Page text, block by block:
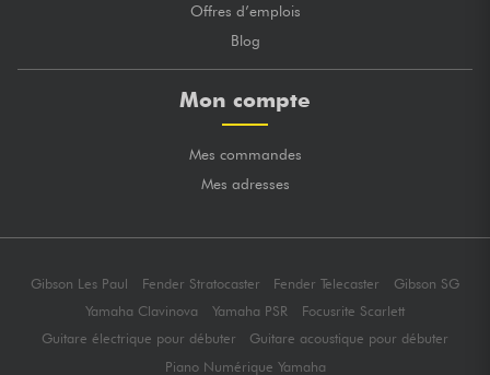
Offres d’emplois
Blog
Mon compte
Mes commandes
Mes adresses
Gibson Les Paul Fender Stratocaster Fender Telecaster
Gibson SG
Yamaha Clavinova
Yamaha PSR
Focusrite Scarlett
Guitare électrique pour débuter
Guitare acoustique pour débuter
Piano Numérique Yamaha